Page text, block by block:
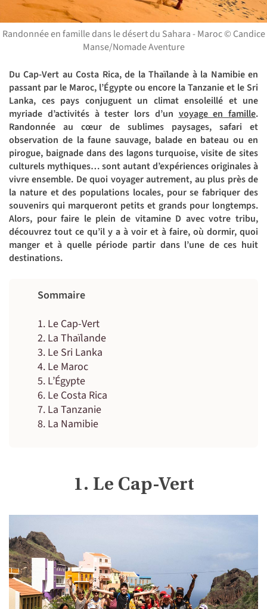
Randonnée en famille dans le désert du Sahara - Maroc © Candice
Manse/Nomade Aventure
Du Cap-Vert au Costa Rica, de la Thaïlande à la Namibie en
passant par le Maroc, l’Égypte ou encore la Tanzanie et le Sri
Lanka, ces pays conjuguent un climat ensoleillé et une
myriade d’activités à tester lors d’un voyage en famille.
Randonnée au cœur de sublimes paysages, safari et
observation de la faune sauvage, balade en bateau ou en
pirogue, baignade dans des lagons turquoise, visite de sites
culturels mythiques… sont autant d’expériences originales à
vivre ensemble. De quoi voyager autrement, au plus près de
la nature et des populations locales, pour se fabriquer des
souvenirs qui marqueront petits et grands pour longtemps.
Alors, pour faire le plein de vitamine D avec votre tribu,
découvrez tout ce qu’il y a à voir et à faire, où dormir, quoi
manger et à quelle période partir dans l’une de ces huit
destinations.
Sommaire
Le Cap-Vert
La Thaïlande
Le Sri Lanka
Le Maroc
L’Égypte
Le Costa Rica
La Tanzanie
La Namibie
1. Le Cap-Vert